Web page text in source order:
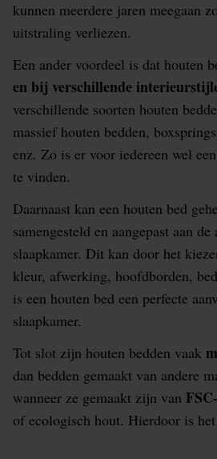
kunnen meerdere jaren meegaan
uitstraling verliezen.
Een ander voordeel is dat houten
en bij verschillende
verschillende soorten houten
massief houten bedden,
enz. Zo is er voor iedereen wel
te vinden.
Daarnaast kan een houten bed
samengesteld en aangepast aan
slaapkamer. Dit kan door het
kleur, afwerking, hoofdborden,
is een houten bed een perfecte
slaapkamer.
Tot slot zijn houten bedden vaak
dan bedden gemaakt van andere
wanneer ze gemaakt zijn van
of ecologisch hout. Hierdoor is